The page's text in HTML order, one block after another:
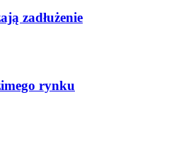
zadłużenie
rynku